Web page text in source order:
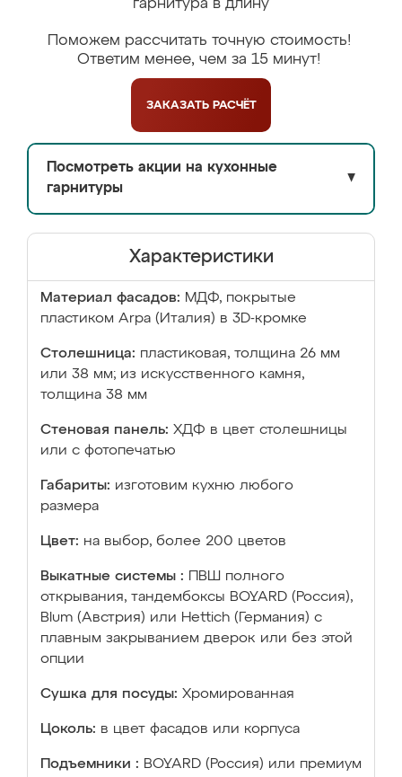
гарнитура в длину
Поможем рассчитать точную стоимость!
Ответим менее, чем за 15 минут!
ЗАКАЗАТЬ РАСЧЁТ
Посмотреть акции на кухонные
гарнитуры
▼
Характеристики
Материал фасадов: МДФ, покрытые
пластиком Arpa (Италия) в 3D-кромке
Столешница: пластиковая, толщина 26 мм
или 38 мм; из искусственного камня,
толщина 38 мм
Стеновая панель: ХДФ в цвет столешницы
или с фотопечатью
Габариты: изготовим кухню любого
размера
Цвет: на выбор, более 200 цветов
Выкатные системы :
ПВШ полного
открывания, тандембоксы BOYARD (Россия),
Blum (Австрия) или Hettich (Германия) с
плавным закрыванием дверок или без этой
опции
Сушка для посуды: Хромированная
Цоколь: в цвет фасадов или корпуса
Подъемники : BOYARD (Россия) или премиум